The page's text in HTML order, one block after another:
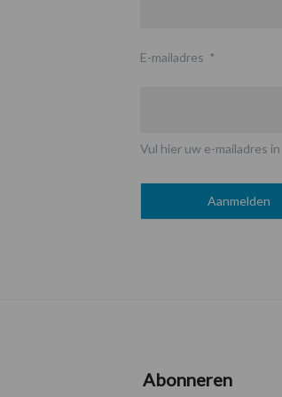
E-mailadres *
Vul hier uw e-mailadres in
Abonneren